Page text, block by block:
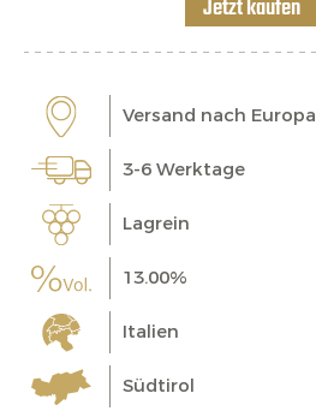
Jetzt kaufen
Versand nach Europa
3-6 Werktage
Lagrein
13.00%
Italien
Südtirol